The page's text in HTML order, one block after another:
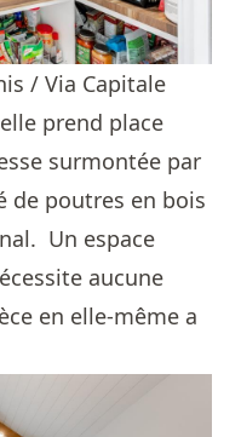
/ Via Capitale
prend place
surmontée par
de poutres en bois
Un espace
aucune
en elle-même a